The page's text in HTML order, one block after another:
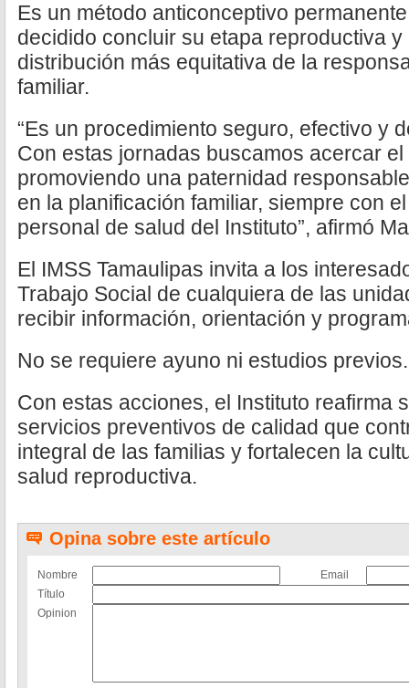
Es un método anticonceptivo
decidido concluir su etapa reproductiva
distribución más equitativa de la
familiar.
“Es un procedimiento seguro, efectivo y
Con estas jornadas buscamos acercar
promoviendo una paternidad
en la planificación familiar, siempre con
personal de salud del Instituto”, afirmó
El IMSS Tamaulipas invita a los
Trabajo Social de cualquiera de las
recibir información, orientación y
No se requiere ayuno ni estudios previos.
Con estas acciones, el Instituto reafirma
servicios preventivos de calidad que
integral de las familias y fortalecen la
salud reproductiva.
Opina sobre este artículo
Nombre
Email
Título
Opinion